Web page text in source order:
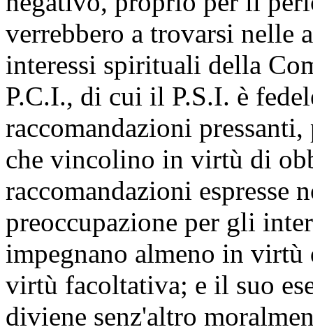
verrebbero a trovarsi nelle
interessi spirituali della
P.C.I., di cui il P.S.I. è
raccomandazioni
che vincolino in virtù di
raccomandazioni espresse
preoccupazione per gli
impegnano almeno in virtù
virtù facoltativa; e il suo
diviene senz'altro